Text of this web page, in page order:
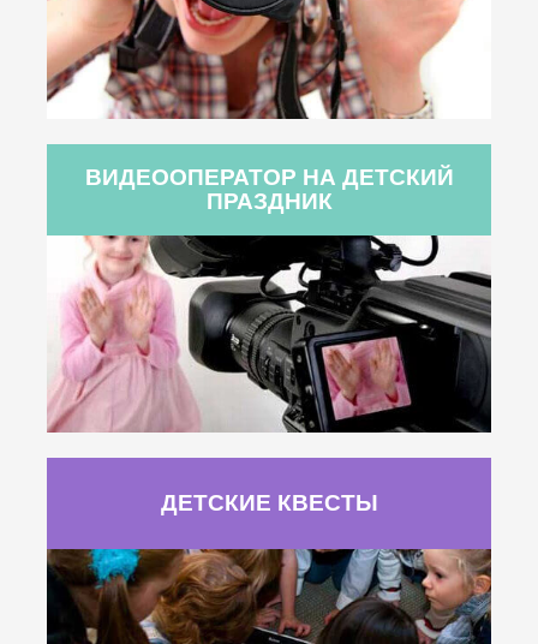
ВИДЕООПЕРАТОР НА ДЕТСКИЙ
ПРАЗДНИК
ДЕТСКИЕ КВЕСТЫ